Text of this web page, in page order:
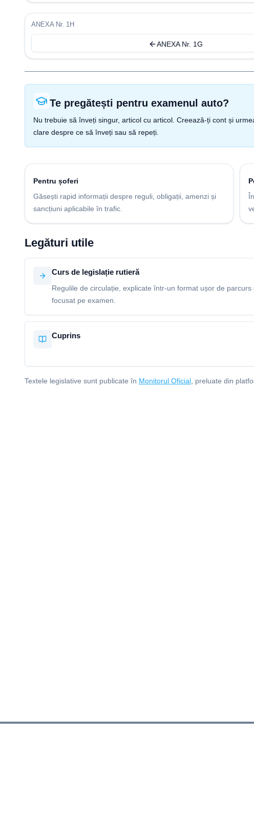
ANEXA Nr. 1H
ANEXA Nr. 1G
Te pregătești pentru examenul auto?
Nu trebuie să înveți singur, articol cu articol. Creează-ți cont și
clare despre ce să înveți sau să repeți.
Pentru șoferi
Găsești rapid informații despre reguli, obligații, amenzi și
sancțiuni aplicabile în trafic.
Legături utile
Curs de legislație rutieră
Regulile de circulație, explicate într-un format ușor de
focusat pe examen.
Cuprins
Textele legislative sunt publicate în Monitorul Oficial , preluate din